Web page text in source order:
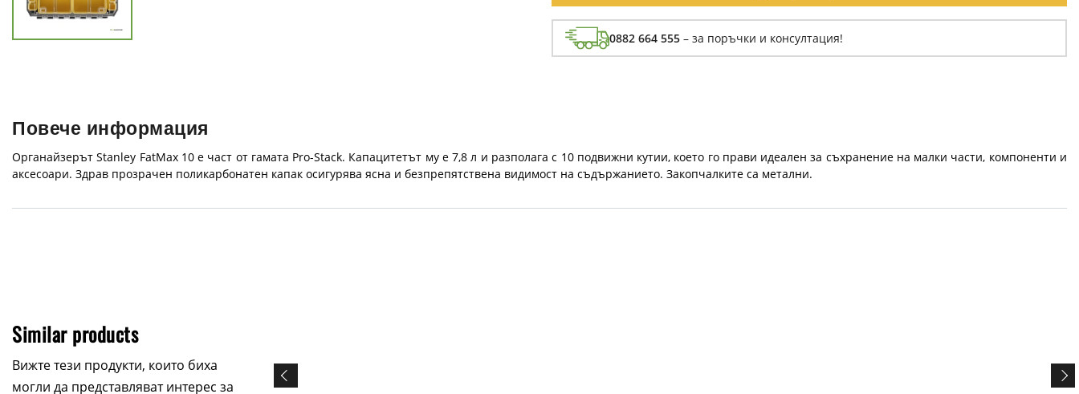
0882 664 555 – за поръчки и консултация!
Повече информация
Органайзерът Stanley FatMax 10 е част от гамата Pro-Stack. Капацитетът му е 7,8 л и разполага с 10 подвижни кутии, което го прави идеален за съхранение на малки части, компоненти и
аксесоари. Здрав прозрачен поликарбонатен капак осигурява ясна и безпрепятствена видимост на съдържанието. Закопчалките са метални.
Similar products
Вижте тези продукти, които биха
могли да представляват интерес за